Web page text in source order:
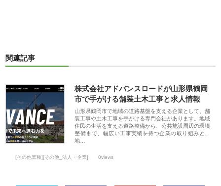
関連記事
株式会社アドバンスロードが山形県鶴岡
市で手がける舗装土木工事と求人情報
山形県鶴岡市で地域の道路基盤を支える企業として、舗
装工事や土木工事を手がける専門会社があります。地域
住民の生活を支える道路整備から、公共施設周辺の環境
整備まで、幅広い工事実績を持つ企業の取り組みと、
地…
[その他業種][その他_法人・企業] 0views